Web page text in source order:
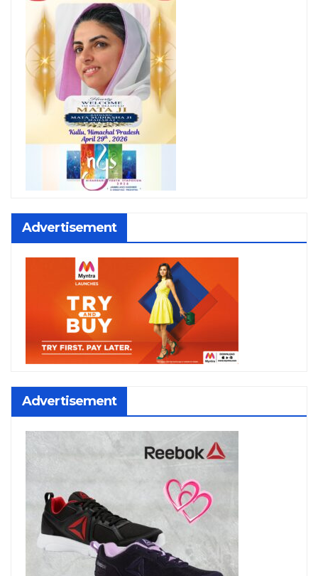
Advertisement
Advertisement